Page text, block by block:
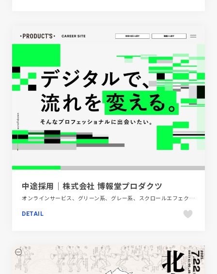
中途採用｜株式会社 博報堂プロダクツ
オンラインサービス、グリーン系、グレー系、スクロールエフェクト、タイポグラフィー、ダイナミック、テクノロジー・サイエンス、デザイン・アート・音楽・文芸、フラットデザイン、ポップ、モーション多め、新卒・中途採用サイト
DETAIL